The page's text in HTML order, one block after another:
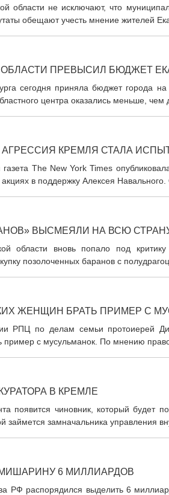
области не исключают, что
обещают учесть мнение жителей
ПРЕВЫСИЛ БЮДЖЕТ
сегодня приняла бюджет города
центра оказались меньше, чем
АГРЕССИЯ КРЕМЛЯ СТАЛА
The New York Times
в поддержку Алексея Навального.
ВЫСМЕЯЛИ НА ВСЮ
области вновь попало под
позолоченных баранов с
ЖЕНЩИН БРАТЬ ПРИМЕР С
РПЦ по делам семьи протоиерей
пример с мусульманок. По мнению
В КРЕМЛЕ
появится чиновник, который будет
займется замначальника управления
6 МИЛЛИАРДОВ
РФ распорядился выделить 6